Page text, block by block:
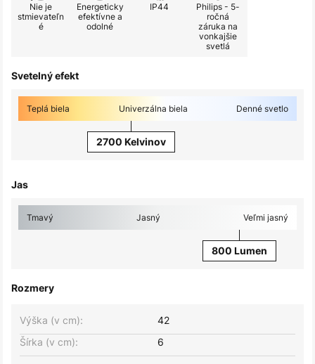
Nie je
stmievateľn
é
Energeticky
efektívne a
odolné
IP44
Philips - 5-
ročná
záruka na
vonkajšie
svetlá
Svetelný efekt
Teplá biela Univerzálna biela Denné svetlo
2700 Kelvinov
Jas
Tmavý Jasný Veľmi jasný
800 Lumen
Rozmery
Šírka (v cm): 6
Výška (v cm): 42